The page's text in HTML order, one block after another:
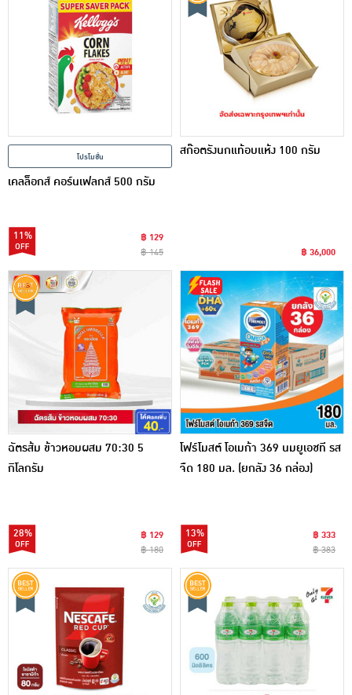
โปรโมชั่น
เคลล็อกส์ คอร์นเฟลกส์ 500 กรัม
11%
฿ 129
฿ 145
สก๊อตรังนกแท้อบแห้ง 100 กรัม
฿ 36,000
ฉัตรส้ม ข้าวหอมผสม 70:30 5
กิโลกรัม
28%
฿ 129
฿ 180
โฟร์โมสต์ โอเมก้า 369 นมยูเอชที รส
จืด 180 มล. (ยกลัง 36 กล่อง)
13%
฿ 333
฿ 383